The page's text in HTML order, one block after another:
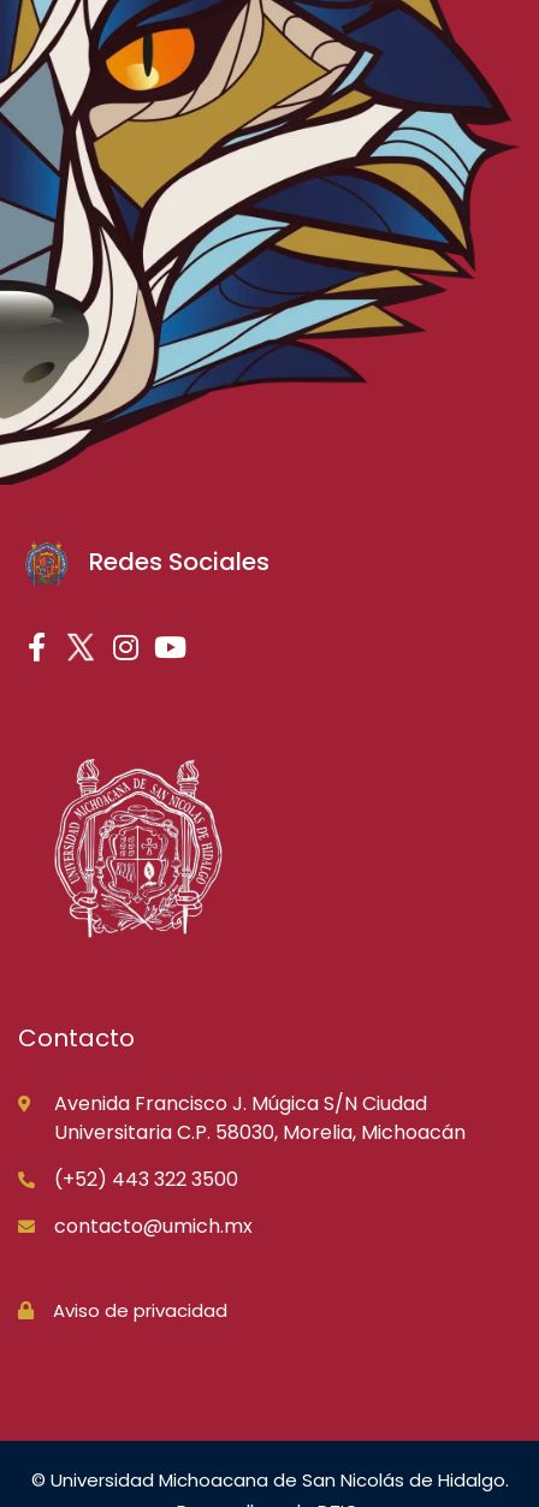
Redes Sociales
Contacto
Avenida Francisco J. Múgica S/N Ciudad
Universitaria C.P. 58030, Morelia, Michoacán
(+52) 443 322 3500
contacto@umich.mx
Aviso de privacidad
© Universidad Michoacana de San Nicolás de Hidalgo.